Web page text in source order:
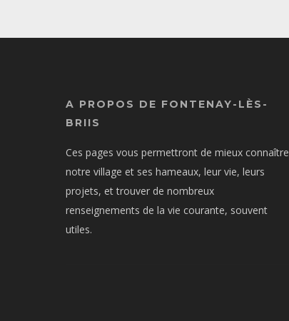
A PROPOS DE FONTENAY-LÈS-
BRIIS
Ces pages vous permettront de mieux connaître
notre village et ses hameaux, leur vie, leurs
projets, et trouver de nombreux
renseignements de la vie courante, souvent
utiles.